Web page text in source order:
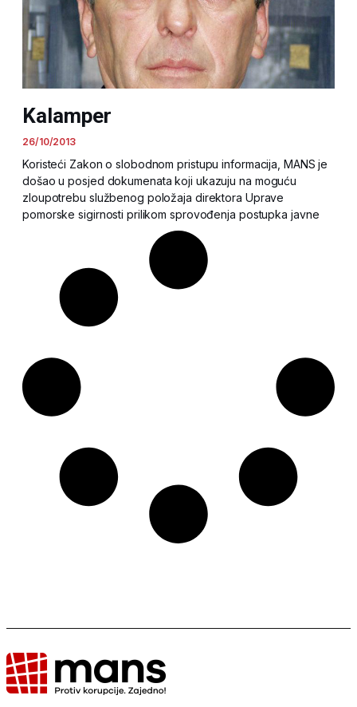
Kalamper
26/10/2013
Koristeći Zakon o slobodnom pristupu informacija, MANS je
došao u posjed dokumenata koji ukazuju na moguću
zloupotrebu službenog položaja direktora Uprave
pomorske sigirnosti prilikom sprovođenja postupka javne